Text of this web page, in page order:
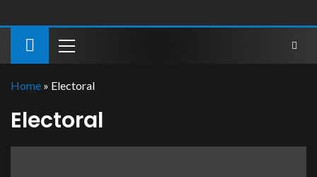
Home » Electoral
Electoral